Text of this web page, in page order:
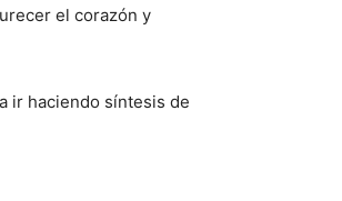
el corazón y
ir haciendo síntesis de